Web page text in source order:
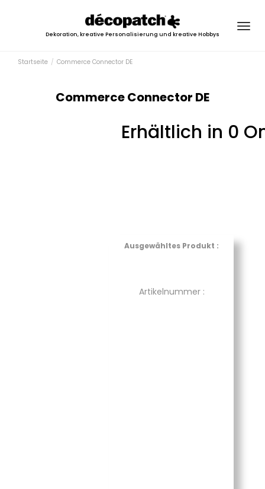
Dekoration, kreative Personalisierung und kreative Hobbys
Startseite Commerce Connector DE
Commerce Connector DE
Erhältlich in 0
Ausgewähltes Produkt :
Artikelnummer :